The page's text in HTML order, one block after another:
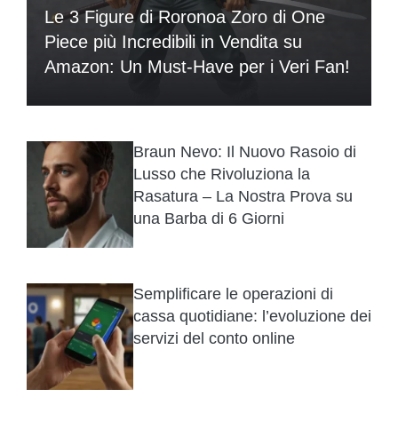
Le 3 Figure di Roronoa Zoro di One
Piece più Incredibili in Vendita su
Amazon: Un Must-Have per i Veri Fan!
Braun Nevo: Il Nuovo Rasoio di
Lusso che Rivoluziona la
Rasatura – La Nostra Prova su
una Barba di 6 Giorni
Semplificare le operazioni di
cassa quotidiane: l’evoluzione dei
servizi del conto online